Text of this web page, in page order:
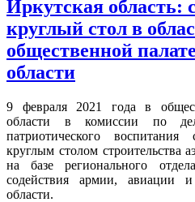
Иркутская область:
круглый стол в
общественной
области
9 февраля 2021 года в
области в комиссии по
патриотического воспитания
круглым столом строительства
на базе регионального
содействия армии, авиации
области.